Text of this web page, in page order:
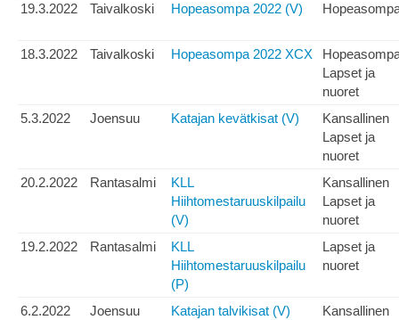
19.3.2022 Taivalkoski Hopeasompa 2022 (V)
18.3.2022 Taivalkoski Hopeasompa 2022 XCX
Lapset ja
nuoret
5.3.2022
Joensuu Katajan kevätkisat (V)
Kansallinen
Lapset ja
nuoret
20.2.2022
Rantasalmi
KLL
Hiihtomestaruuskilpailu
(V)
Kansallinen
Lapset ja
nuoret
19.2.2022
Rantasalmi
KLL
Hiihtomestaruuskilpailu
(P)
Lapset ja
nuoret
6.2.2022 Joensuu Katajan talvikisat (V)
Kansallinen